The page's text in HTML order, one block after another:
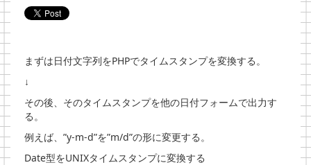
まずは日付文字列をPHPでタイムスタンプを変換する。
↓
その後、そのタイムスタンプを他の日付フォームで出力す
る。
例えば、”y-m-d”を”m/d”の形に変更する。
Date型をUNIXタイムスタンプに変換する